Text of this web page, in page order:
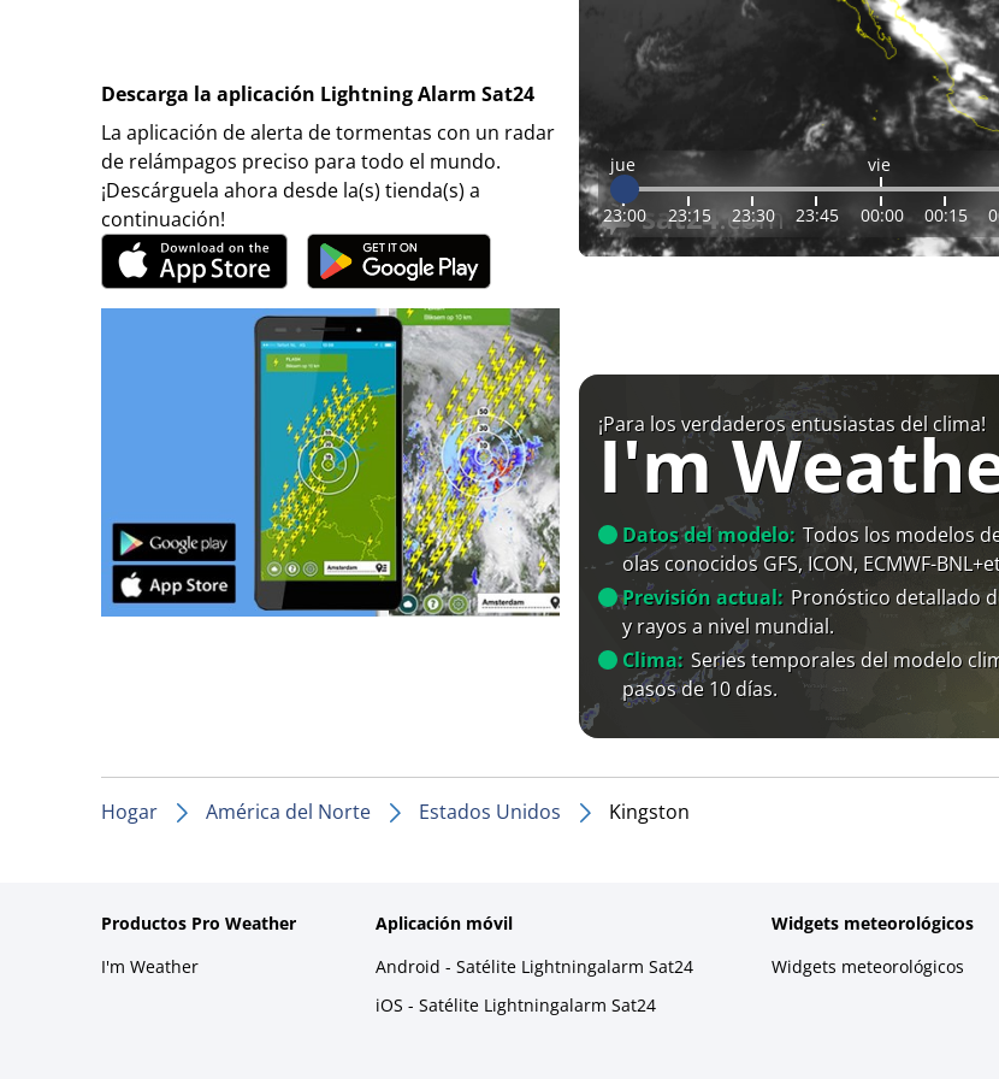
Descarga la aplicación Lightning Alarm Sat24
La aplicación de alerta de tormentas con un radar
de relámpagos preciso para todo el mundo.
¡Descárguela ahora desde la(s) tienda(s) a
continuación!
jue vie
23:00 23:15 23:30 23:45 00:00 00:15
¡Para los verdaderos entusiastas del clima!
I'm
Datos del modelo: Todos los modelos
olas conocidos GFS, ICON, ECMWF-
Previsión actual: Pronóstico detallado
y rayos a nivel mundial.
Clima: Series temporales del modelo
pasos de 10 días.
Hogar América del Norte Estados Unidos Kingston
Productos Pro Weather
I'm Weather
Aplicación móvil
Android - Satélite Lightningalarm Sat24
iOS - Satélite Lightningalarm Sat24
Widgets meteorológicos
Widgets meteorológicos